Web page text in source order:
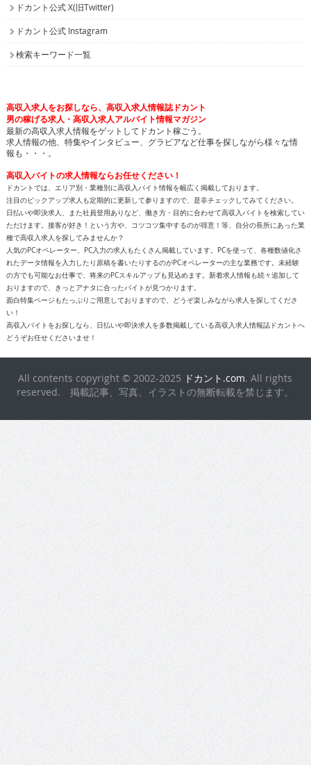
ドカント公式 X(旧Twitter)
ドカント公式 Instagram
検索キーワード一覧
高収入求人をお探しなら、高収入求人情報誌ドカント
男の稼げる求人・高収入求人アルバイト情報マガジン
最新の高収入求人情報をゲットしてドカント稼ごう。
求人情報の他、特集やインタビュー、グラビアなど仕事を探しながら様々な情
報も・・・。
高収入バイトの求人情報ならお任せください！
ドカントでは、エリア別・業種別に高収入バイト情報を幅広く掲載しております。
注目のピックアップ求人も定期的に更新して参りますので、是非チェックしてみてください。
日払いや即決求人、また社員登用ありなど、働き方・目的に合わせて高収入バイトを検索してい
ただけます。接客が好き！という方や、コツコツ集中するのが得意！等、自分の長所にあった業
種で高収入求人を探してみませんか？
人気のPCオペレーター、PC入力の求人もたくさん掲載しています。PCを使って、各種数値化さ
れたデータ情報を入力したり原稿を書いたりするのがPCオペレーターの主な業務です。未経験
の方でも可能なお仕事で、将来のPCスキルアップも見込めます。新着求人情報も続々追加して
おりますので、きっとアナタに合ったバイトが見つかります。
面白特集ページもたっぷりご用意しておりますので、どうぞ楽しみながら求人を探してくださ
い！
高収入バイトをお探しなら、日払いや即決求人を多数掲載している高収入求人情報誌ドカントへ
どうぞお任せくださいませ！
All contents copyright © 2002-2025 ドカント.com. All rights
reserved. 掲載記事、写真、イラストの無断転載を禁じます。